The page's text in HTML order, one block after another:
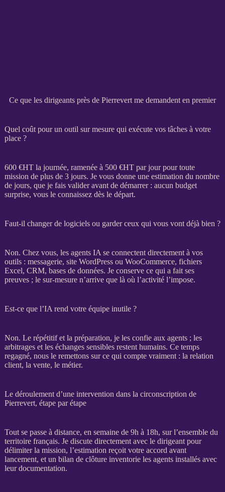
Ce que les dirigeants près de Pierrevert me demandent en premier
Quel coût pour un outil sur mesure qui exécute vos tâches à votre
place ?
600 €HTla journée, ramenée à 500 €HTpar jour pour toute
mission de plus de 3 jours. Je vous donne une estimation du nombre
de jours, que je fais valider avant de démarrer : aucun budget
surprise, vous le connaissez dès le départ.
Faut-il changer de logiciels ou garder ceux qui vous vont déjà bien ?
Non. Chez vous, les agents IA se connectent directement à vos
outils : messagerie, site WordPressou WooCommerce, fichiers
Excel, CRM, bases de données. Je conserve ce qui a fait ses
preuves ; le sur-mesure n’arrive que là où l’activité l’impose.
Est-ce que l’IA rend votre équipe inutile ?
Non. Le répétitif et la préparation, je les confie aux agents; les
arbitrages et les échanges sensibles restent humains. Ce temps
regagné, nous le remettons sur ce qui compte vraiment : la relation
client, la vente, le métier.
Le déroulement d’une intervention dans la circonscription de
Pierrevert, étape par étape
Tout se passe à distance, en semaine de 9h à 18h, sur l’ensemble du
territoire français. Je discute directement avec le dirigeant pour
délimiter la mission, l’estimation reçoit votre accord avant
lancement, et un bilan de clôture inventorie les agentsinstallés avec
leur documentation.